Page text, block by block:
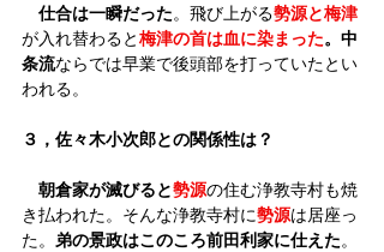
仕合は一瞬だった。飛び上がる勢源と梅津
が入れ替わると梅津の首は血に染まった。中
条流ならでは早業で後頭部を打っていたとい
われる。
３，佐々木小次郎との関係性は？
朝倉家が滅びると勢源の住む浄教寺村も焼
き払われた。そんな浄教寺村に勢源は居座っ
た。
弟の景政はこのころ前田利家に仕えた。